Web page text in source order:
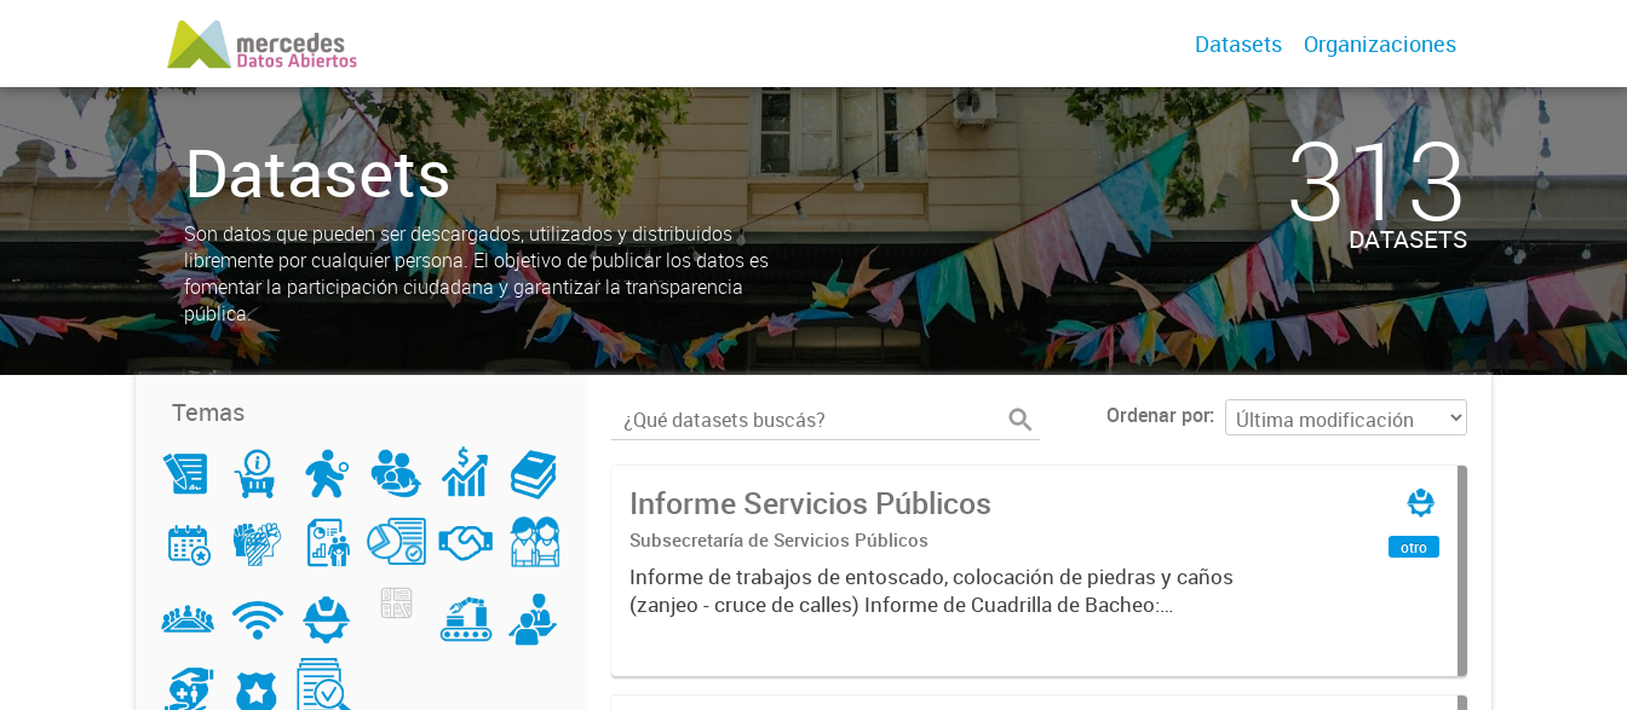
Datasets Organizaciones
Datasets
Son datos que pueden ser descargados, utilizados y distribuidos
libremente por cualquier persona. El objetivo de publicar los datos es
fomentar la participación ciudadana y garantizar la transparencia
pública.
313
DATASETS
Temas Ordenar por
Informe Servicios Públicos
Subsecretaría de Servicios Públicos
Informe de trabajos de entoscado, colocación de piedras y caños
(zanjeo - cruce de calles) Informe de Cuadrilla de Bacheo:
otro